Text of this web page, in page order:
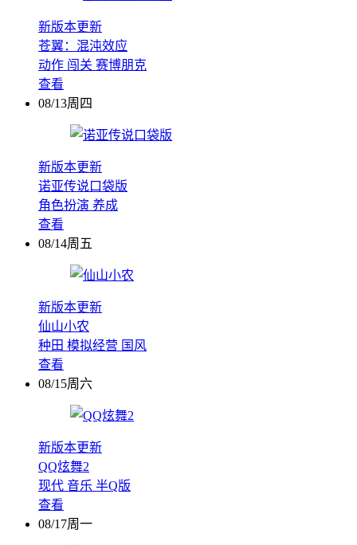
新版本更新
苍翼：混沌效应
动作 闯关 赛博朋克
查看
08/13周四
新版本更新
诺亚传说口袋版
角色扮演 养成
查看
08/14周五
新版本更新
仙山小农
种田 模拟经营 国风
查看
08/15周六
新版本更新
QQ炫舞2
现代 音乐 半Q版
查看
08/17周一